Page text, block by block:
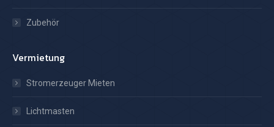
Zubehör
Vermietung
Stromerzeuger Mieten
Lichtmasten